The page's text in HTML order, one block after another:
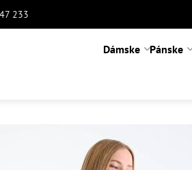
233
Dámske Pánske